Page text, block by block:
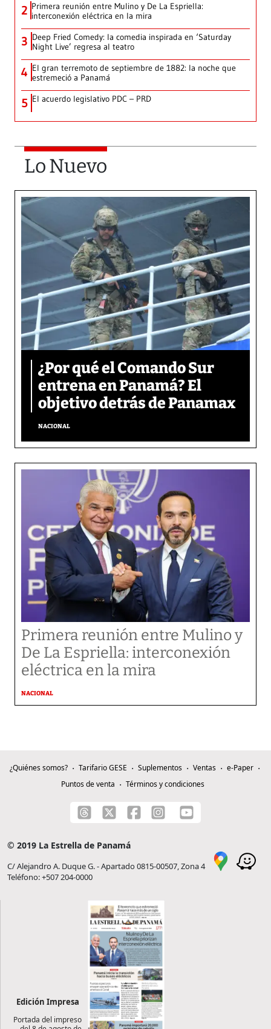
2 Primera reunión entre Mulino y De La Espriella:
interconexión eléctrica en la mira
3 Deep Fried Comedy: la comedia inspirada en ‘Saturday
Night Live’ regresa al teatro
4 El gran terremoto de septiembre de 1882: la noche que
estremeció a Panamá
5 El acuerdo legislativo PDC – PRD
Lo Nuevo
¿Por qué el Comando Sur
entrena en Panamá? El
objetivo detrás de Panamax
NACIONAL
Primera reunión entre Mulino y
De La Espriella: interconexión
eléctrica en la mira
NACIONAL
¿Quiénes somos? Tarifario GESE Suplementos Ventas
e-Paper
Puntos de venta
Términos y condiciones
© 2019 La Estrella de Panamá
C/ Alejandro A. Duque G. - Apartado 0815-00507, Zona 4
Teléfono: +507 204-0000
Edición Impresa
Portada del impreso